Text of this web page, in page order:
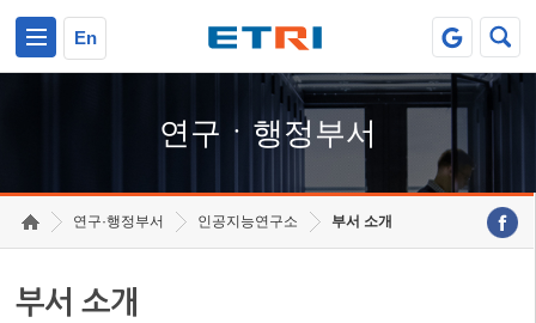
En
연구ㆍ행정부서
연구·행정부서 인공지능연구소 부서 소개
부서 소개